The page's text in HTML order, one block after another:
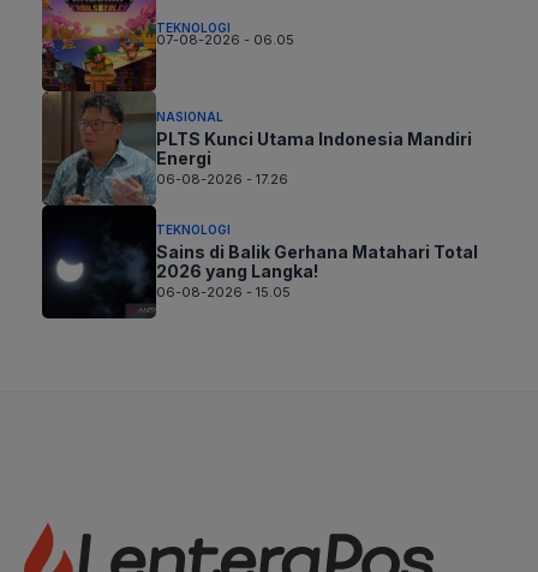
TEKNOLOGI
07-08-2026 - 06.05
NASIONAL
PLTS Kunci Utama Indonesia Mandiri
Energi
06-08-2026 - 17.26
TEKNOLOGI
Sains di Balik Gerhana Matahari Total
2026 yang Langka!
06-08-2026 - 15.05